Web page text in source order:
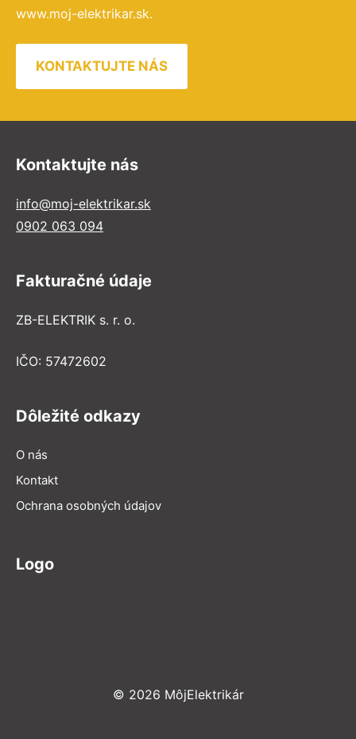
www.moj-elektrikar.sk.
KONTAKTUJTE NÁS
Kontaktujte nás
info@moj-elektrikar.sk
0902 063 094
Fakturačné údaje
ZB-ELEKTRIK s. r. o.
IČO: 57472602
Dôležité odkazy
O nás
Kontakt
Ochrana osobných údajov
Logo
© 2026 MôjElektrikár